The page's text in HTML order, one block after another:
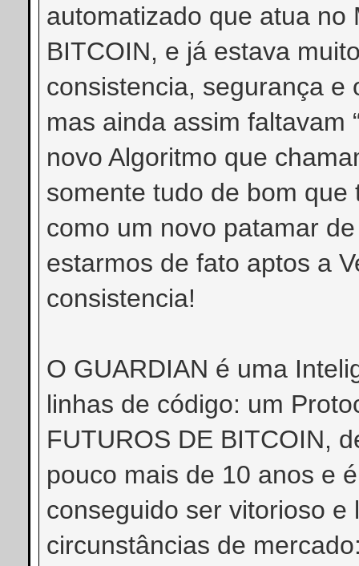
automatizado que atua no
BITCOIN, e já estava
consistencia, segurança e
mas ainda assim faltavam
novo Algoritmo que
somente tudo de bom
como um novo patamar
estarmos de fato aptos a
consistencia!
O GUARDIAN é uma
linhas de código: um
FUTUROS DE BITCOIN,
pouco mais de 10 anos e
conseguido ser vitorioso
circunstâncias de